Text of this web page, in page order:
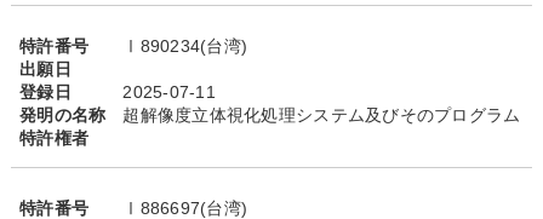
特許番号
Ⅰ890234(台湾)
出願日
登録日
2025-07-11
発明の名称
超解像度立体視化処理システム及びそのプログラム
特許権者
特許番号
Ⅰ886697(台湾)